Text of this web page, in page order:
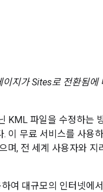
지가 Sites로 전환됨에
KML 파일을 수정하는
이 무료 서비스를 사용
며, 전 세계 사용자와 지
여 대규모의 인터넷에